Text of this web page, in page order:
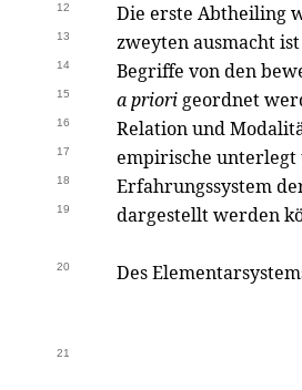
12 Die erste Abtheiling
13 zweyten ausmacht
14 Begriffe von den
15 a priori geordnet
16 Relation und
17 empirische unterlegt
18 Erfahrungssystem
19 dargestellt werden
20 Des
21